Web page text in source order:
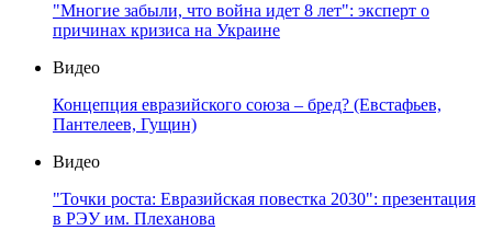
"Многие забыли, что война идет 8 лет": эксперт о
причинах кризиса на Украине
Видео
Концепция евразийского союза – бред? (Евстафьев,
Пантелеев, Гущин)
Видео
"Точки роста: Евразийская повестка 2030": презентация
в РЭУ им. Плеханова